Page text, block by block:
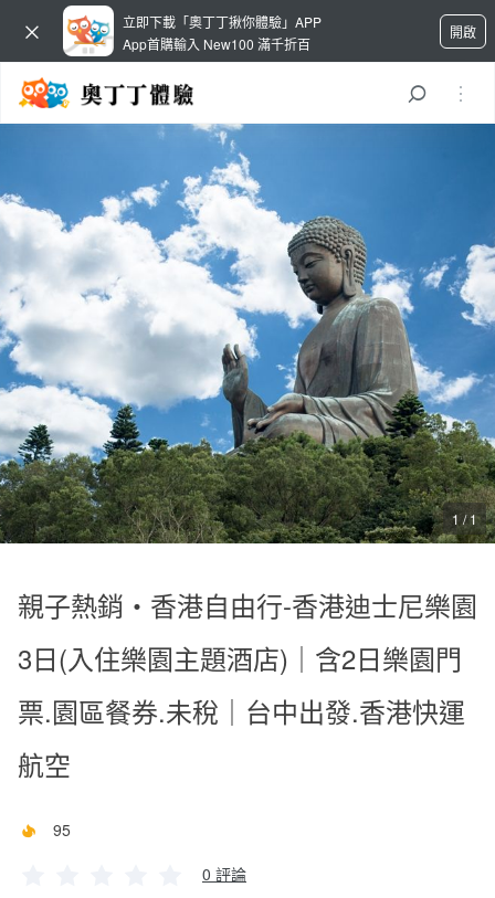
立即下載「奧丁丁揪你體驗」APP
App首購輸入 New100 滿千折百
開啟
1 / 1
親子熱銷‧香港自由行-香港迪士尼樂園
3日(入住樂園主題酒店)｜含2日樂園門
票.園區餐券.未稅｜台中出發.香港快運
航空
0 評論
95